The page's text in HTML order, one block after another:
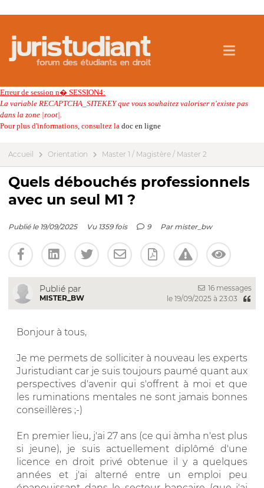
Erreur de session n� SESSION4:
La variable RECAPTCHA_SITEKEY que vous souhaitez valoriser n'existe pas
dans la zone |root|.
Pour plus d'informations, consultez la doc en ligne
Accueil Orientation Master 1 / Magistère / Master 2
Quels débouchés professionnels
avec un seul M1 ?
Publié le 19/09/2025 Vu 1359 fois 9 Par mister_bw
Publié par
MISTER_BW
16 messages
le 19/09/2025 à 23:03
Bonjour à tous,
Je me permets de solliciter à nouveau les experts
Juristudiant car je suis toujours paumé quant aux
perspectives d'avenir qui s'offrent à moi et que
les ruminations mentales ne sont jamais bonnes
conseillères ;-)
En premier lieu, j'ai 27 ans (ce qui àmha n'est plus
si jeune), je suis actuellement diplômé d'une
licence en droit privé obtenue il y a quelques
années et j'ai alterné entre un emploi peu